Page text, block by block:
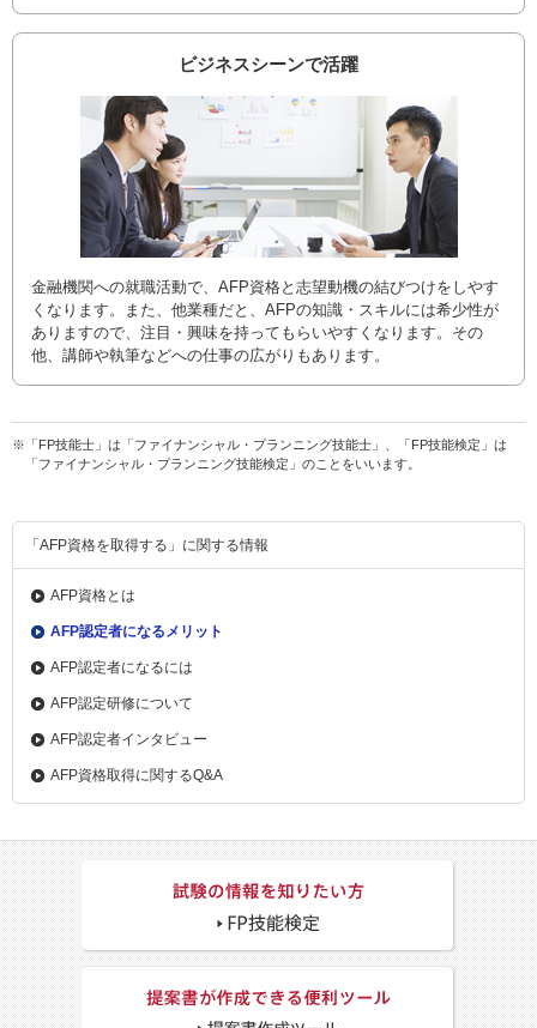
ビジネスシーンで活躍
金融機関への就職活動で、AFP資格と志望動機の結びつけをしやす
くなります。また、他業種だと、AFPの知識・スキルには希少性が
ありますので、注目・興味を持ってもらいやすくなります。その
他、講師や執筆などへの仕事の広がりもあります。
※「FP技能士」は「ファイナンシャル・プランニング技能士」、「FP技能検定」は
「ファイナンシャル・プランニング技能検定」のことをいいます。
「AFP資格を取得する」に関する情報
AFP資格とは
AFP認定者になるメリット
AFP認定者になるには
AFP認定研修について
AFP認定者インタビュー
AFP資格取得に関するQ&A